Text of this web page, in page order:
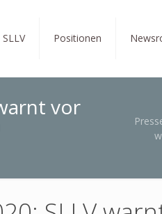
SLLV Positionen
vor